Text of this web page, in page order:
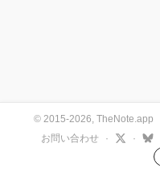
© 2015-2026, TheNote.app
お問い合わせ
· ·